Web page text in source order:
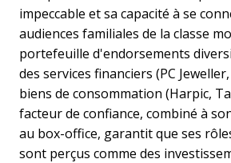
impeccable et sa capacité à se
audiences familiales de la classe
portefeuille d'endorsements
des services financiers (PC
biens de consommation (Harpic,
facteur de confiance, combiné à
au box-office, garantit que ses
sont perçus comme des